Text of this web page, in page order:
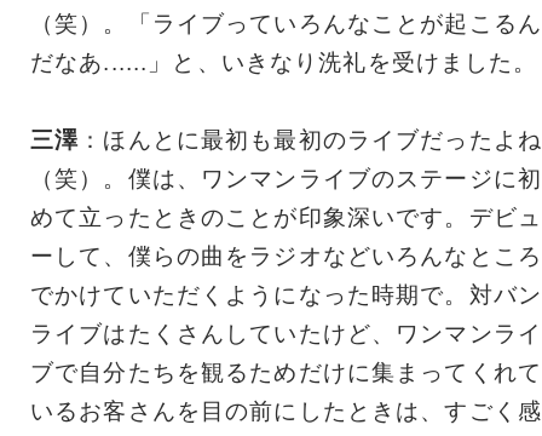
（笑）。「ライブっていろんなことが起こるん
だなあ......」と、いきなり洗礼を受けました。
三澤 ：ほんとに最初も最初のライブだったよね
（笑）。僕は、ワンマンライブのステージに初
めて立ったときのことが印象深いです。デビュ
ーして、僕らの曲をラジオなどいろんなところ
でかけていただくようになった時期で。対バン
ライブはたくさんしていたけど、ワンマンライ
ブで自分たちを観るためだけに集まってくれて
いるお客さんを目の前にしたときは、すごく感